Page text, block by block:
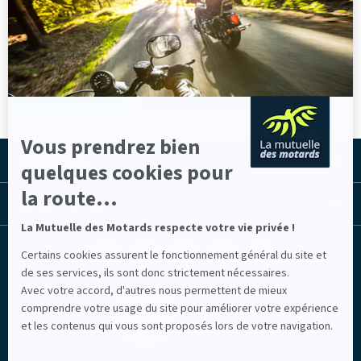
En
savoir
plus
sur
Axeptio
Vous prendrez bien
quelques cookies pour
la route...
La Mutuelle des Motards respecte votre vie privée !
Certains cookies assurent le fonctionnement général du site et
de ses services, ils sont donc strictement nécessaires.
Avec votre accord, d'autres nous permettent de mieux
comprendre votre usage du site pour améliorer votre expérience
et les contenus qui vous sont proposés lors de votre navigation.
Votre contrat
d'assurance
Auto
sélectionné par
des motards,
pour des
motards !
VOITURE
roues, la
Mutuelle vous
assure !
ASSURER MON QUAD
Moto tout-
terrain : assurez
vos crampons
MOTO DE TOUT-TERRAIN
Moto pour la
piste : posez le
genou en toute
sérénité
MOTO DE PISTE
Trouvez le contrat qui vous
correspond !
POUR VOUS POUR LES PROS
LA MUTUELLE
LES LIENS UTILES
(nouvelle
fenêtre)
(nouvelle
fenêtre)
(nouvelle
fenêtre)
(nouvelle
fenêtre)
TV
(nouvelle
fenêtre)